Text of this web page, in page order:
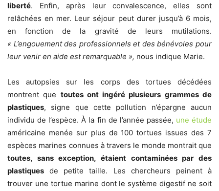
liberté. Enfin, après leur convalescence, elles sont
relâchées en mer. Leur séjour peut durer jusqu’à 6 mois,
en fonction de la gravité de leurs mutilations.
« L’engouement des professionnels et des bénévoles pour
leur venir en aide est remarquable », nous indique Marie.
Les autopsies sur les corps des tortues décédées
montrent que toutes ont ingéré plusieurs grammes de
plastiques, signe que cette pollution n’épargne aucun
individu de l’espèce. À la fin de l’année passée, une étude
américaine menée sur plus de 100 tortues issues des 7
espèces marines connues à travers le monde montrait que
toutes, sans exception, étaient contaminées par des
plastiques de petite taille. Les chercheurs peinent à
trouver une tortue marine dont le système digestif ne soit